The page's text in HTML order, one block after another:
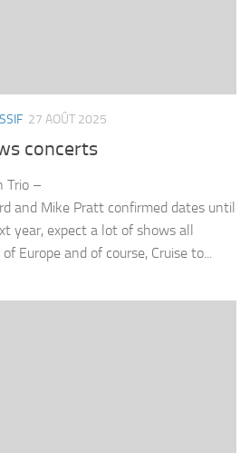
27 AOÛT 2025
concerts
Trio –
and Mike Pratt confirmed dates until
year, expect a lot of shows all
Europe and of course, Cruise to...